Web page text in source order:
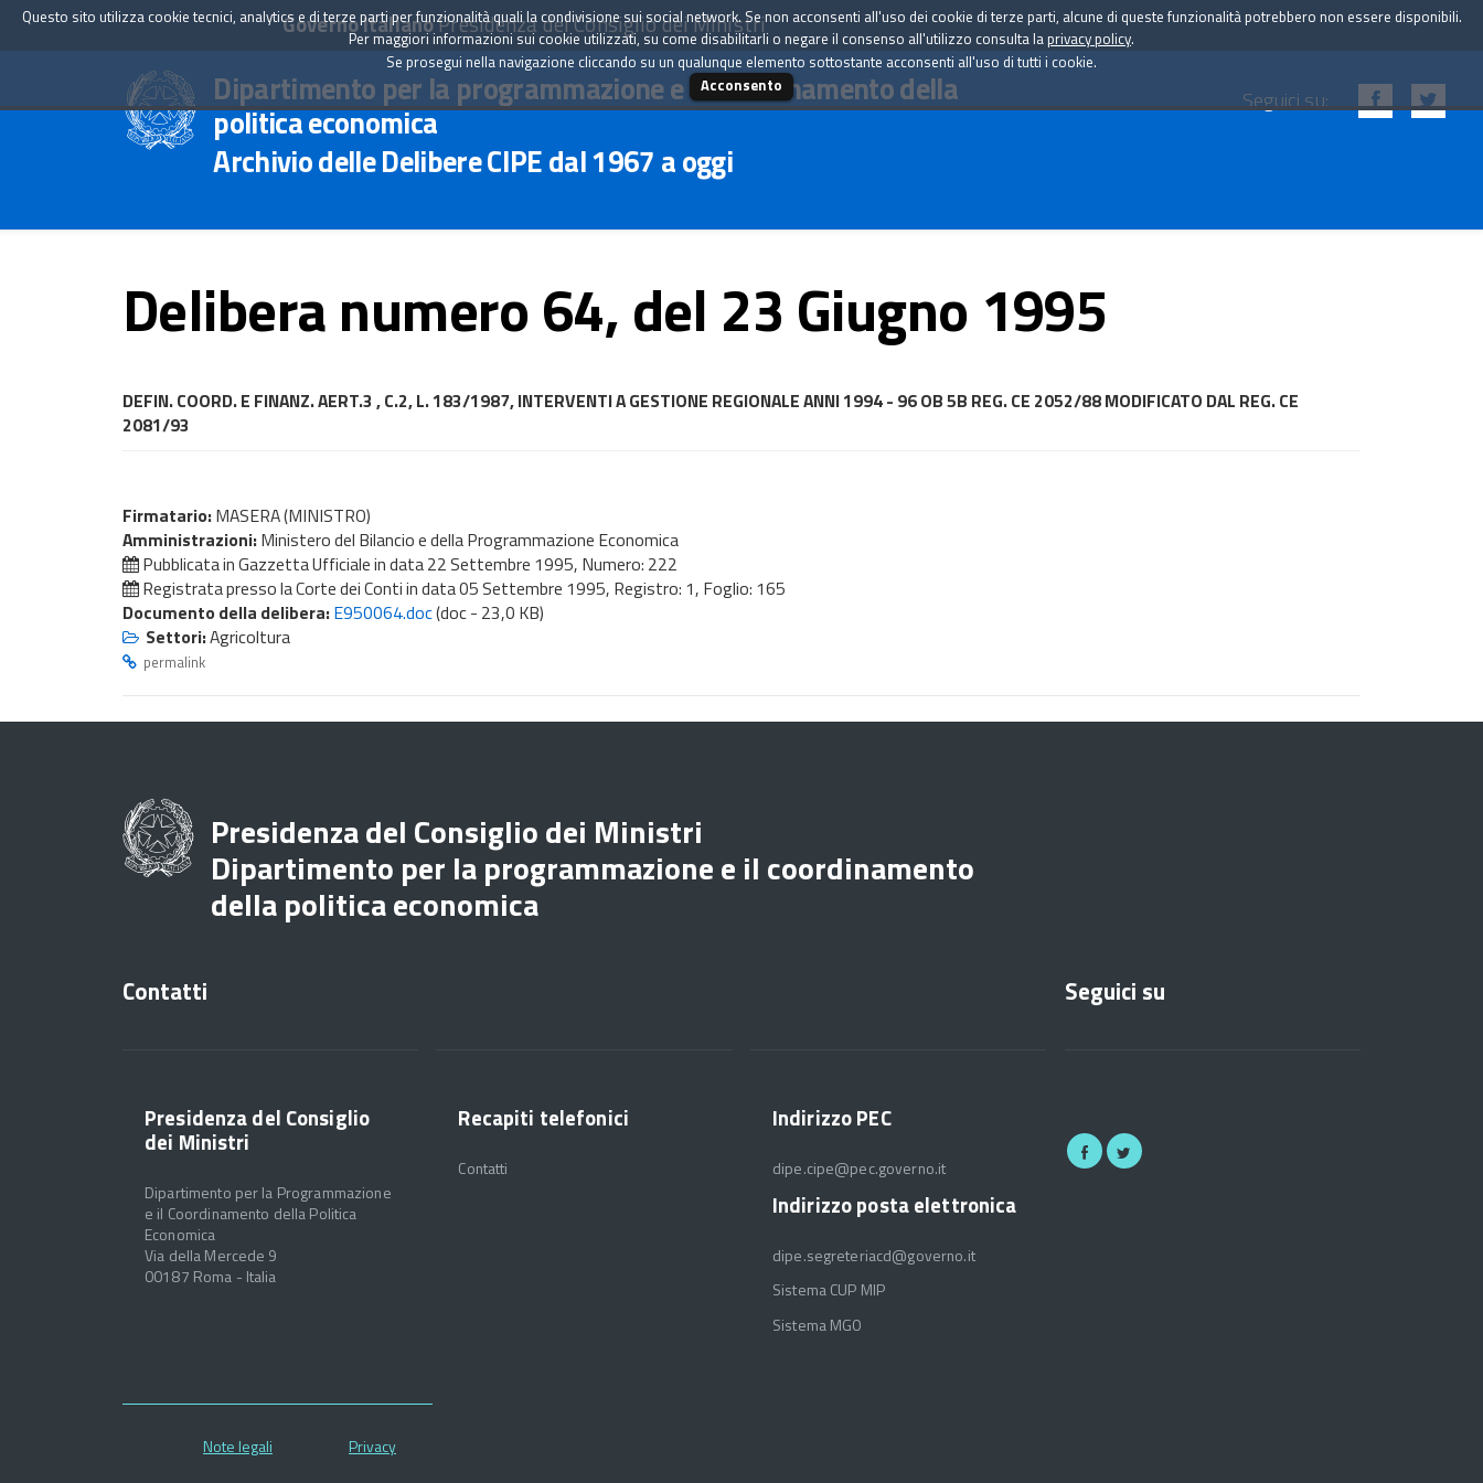
Governo ItalianoPresidenza del Consiglio dei Ministri
Dipartimento per la programmazione e il coordinamento della
politica economica
Archivio delle Delibere CIPE dal 1967 a oggi
Seguici su:
Delibera numero 64, del 23 Giugno 1995
DEFIN. COORD. E FINANZ. AERT.3 , C.2, L. 183/1987, INTERVENTI A GESTIONE REGIONALE ANNI 1994 - 96 OB 5B REG. CE 2052/88 MODIFICATO DAL REG. CE
2081/93
Firmatario:MASERA (MINISTRO)
Amministrazioni:Ministero del Bilancio e della Programmazione Economica
Pubblicata in Gazzetta Ufficiale in data22 Settembre 1995, Numero: 222
Registrata presso la Corte dei Conti in data05 Settembre 1995, Registro: 1, Foglio: 165
Documento della delibera:E950064.doc(doc - 23,0 KB)
Settori:Agricoltura
permalink
Questo sito utilizza cookie tecnici, analytics e di terze parti per funzionalità quali la condivisione sui social network. Se non acconsenti all'uso dei cookie di terze parti, alcune di queste funzionalità potrebbero non essere disponibili.
Per maggiori informazioni sui cookie utilizzati, su come disabilitarli o negare il consenso all'utilizzo consulta la privacy policy.
Se prosegui nella navigazione cliccando su un qualunque elemento sottostante acconsenti all'uso di tutti i cookie.
Acconsento
Presidenza del Consiglio dei Ministri
Dipartimento per la programmazione e il coordinamento
della politica economica
Contatti
Presidenza del Consiglio
dei Ministri
Dipartimento per la Programmazione
e il Coordinamento della Politica
Economica
Via della Mercede 9
00187 Roma - Italia
Recapiti telefonici
Contatti
Indirizzo PEC
dipe.cipe@pec.governo.it
Indirizzo posta elettronica
dipe.segreteriacd@governo.it
Sistema CUP MIP
Sistema MGO
Seguici su
Note legali Privacy